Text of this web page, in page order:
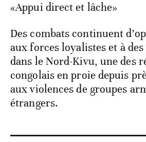
«Appui direct et lâche»
Des combats continuent
aux forces loyalistes et à
dans le Nord-Kivu, une des
congolais en proie depuis
aux violences de groupes
étrangers.